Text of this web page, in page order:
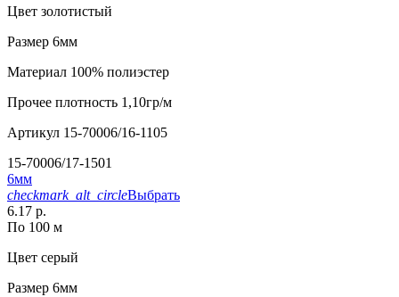
Цвет золотистый
Размер 6мм
Материал 100% полиэстер
Прочее плотность 1,10гр/м
Артикул 15-70006/16-1105
15-70006/17-1501
6мм
checkmark_alt_circleВыбрать
6.17 р.
По 100 м
Цвет серый
Размер 6мм